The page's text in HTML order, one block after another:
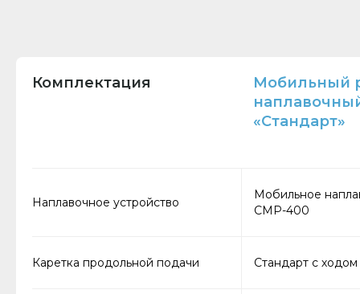
Комплектация
Мобильный
«Стандарт»
Наплавочное устройство
Мобильное
СМР-400
Каретка продольной подачи Стандарт с